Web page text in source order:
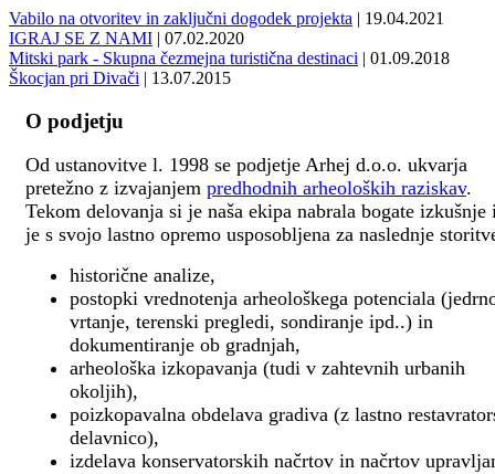
Vabilo na otvoritev in zaključni dogodek projekta | 19.04.2021
IGRAJ SE Z NAMI | 07.02.2020
Mitski park - Skupna čezmejna turistična destinaci | 01.09.2018
Škocjan pri Divači | 13.07.2015
O podjetju
Od ustanovitve l. 1998 se podjetje Arhej d.o.o. ukvarja
pretežno z izvajanjem predhodnih arheoloških raziskav.
Tekom delovanja si je naša ekipa nabrala bogate izkušnje
je s svojo lastno opremo usposobljena za naslednje
historične analize,
postopki vrednotenja arheološkega potenciala
vrtanje, terenski pregledi, sondiranje ipd..) in
dokumentiranje ob gradnjah,
arheološka izkopavanja (tudi v zahtevnih urbanih
okoljih),
poizkopavalna obdelava gradiva (z lastno
delavnico),
izdelava konservatorskih načrtov in načrtov